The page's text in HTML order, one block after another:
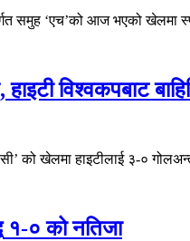
समुह ‘एच’को आज भएको खेलमा
विश्वकपबाट
को खेलमा हाइटीलाई ३-०
१-० को नतिजा